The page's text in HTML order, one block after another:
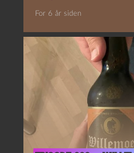
For 6 år siden